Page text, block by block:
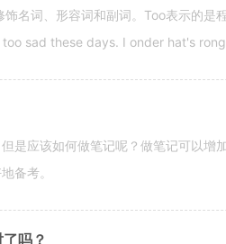
名词、形容词和副词。Too表示的是
too sad these days. I onder hat's rong
是应该如何做笔记呢？做笔记可以
备考。
吗？